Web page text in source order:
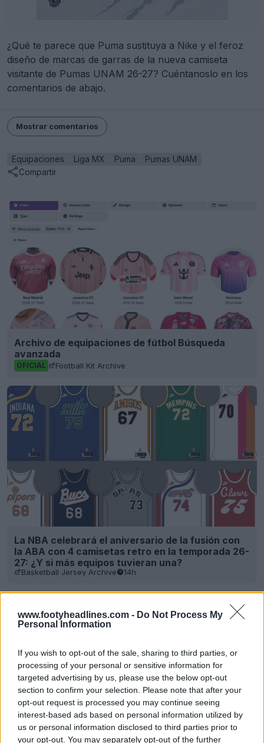
www.footyheadlines.com - Do Not Process My
Personal Information
If you wish to opt-out of the sale, sharing to third parties, or
processing of your personal or sensitive information for
targeted advertising by us, please use the below opt-out
section to confirm your selection. Please note that after your
opt-out request is processed you may continue seeing
interest-based ads based on personal information utilized by
us or personal information disclosed to third parties prior to
your opt-out. You may separately opt-out of the further
¿Qué te parece que Puma sustituya a Nike y el feroz
diseño de marcas de garras de la nueva camiseta
visitante de Pumas UNAM 26-27? Cuéntanoslo en los
comentarios de abajo.
Mostrar comentarios
Equipaciones Liga MX Puma
Pumas UNAM
Compartir
Archivo de equipaciones de fútbol Búsqueda
avanzada
OFICIAL Football Kit Archive
La NBA celebrará el aniversario de la fusión con
la ABA con 4 camisetas retro en la temporada 26-
27: ¿Y si más equipos tuvieran una?
Basketball Jersey Archive 14h